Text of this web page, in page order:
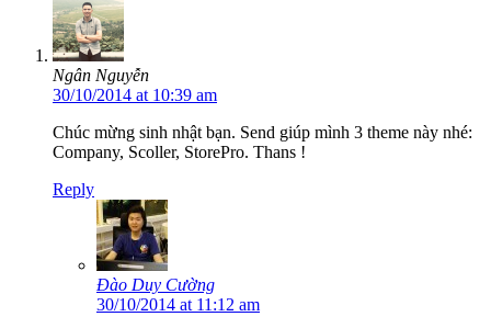
Ngân Nguyễn
30/10/2014 at 10:39 am
Chúc mừng sinh nhật bạn. Send giúp mình 3 theme này nhé:
Company, Scoller, StorePro. Thans !
Reply
Đào Duy Cường
30/10/2014 at 11:12 am